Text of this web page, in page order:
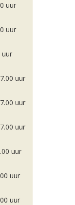
uur
uur
uur
uur
uur
uur
uur
uur
uur